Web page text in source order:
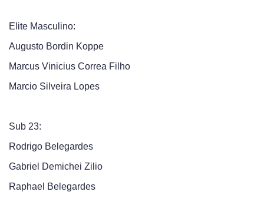
Elite Masculino:
Augusto Bordin Koppe
Marcus Vinicius Correa Filho
Marcio Silveira Lopes
Sub 23:
Rodrigo Belegardes
Gabriel Demichei Zilio
Raphael Belegardes